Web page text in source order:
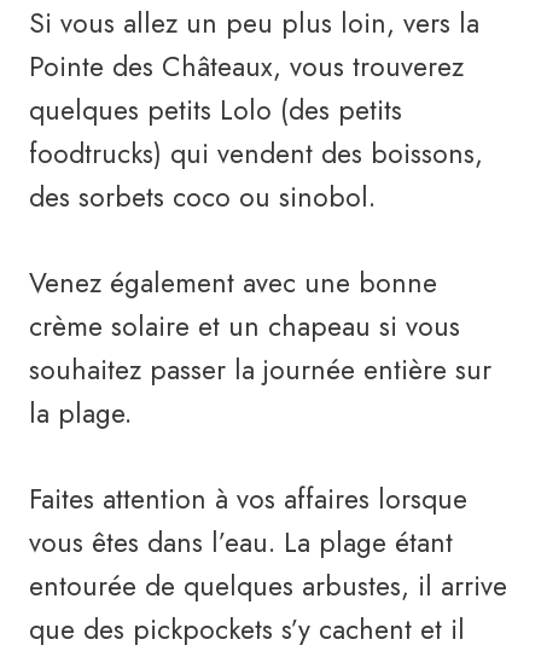
Si vous allez un peu plus loin, vers la
Pointe des Châteaux, vous trouverez
quelques petits Lolo (des petits
foodtrucks) qui vendent des boissons,
des sorbets coco ou sinobol.
Venez également avec une bonne
crème solaire et un chapeau si vous
souhaitez passer la journée entière sur
la plage.
Faites attention à vos affaires lorsque
vous êtes dans l’eau. La plage étant
entourée de quelques arbustes, il arrive
que des pickpockets s’y cachent et il